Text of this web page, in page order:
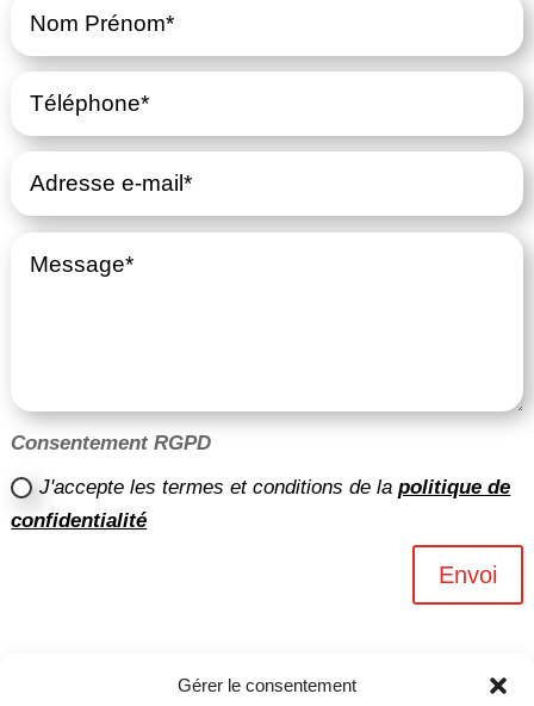
Gérer le consentement
Consentement RGPD
J'accepte les termes et conditions de lapolitique de
confidentialité
Envoi